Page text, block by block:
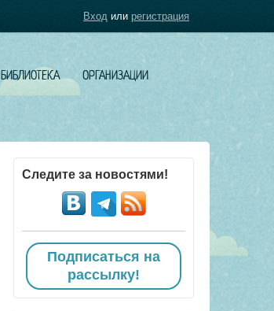
БИБЛИОТЕКА ОРГАНИЗАЦИИ
Вход или регистрация
Следите за новостями!
Подписаться на
рассылку!